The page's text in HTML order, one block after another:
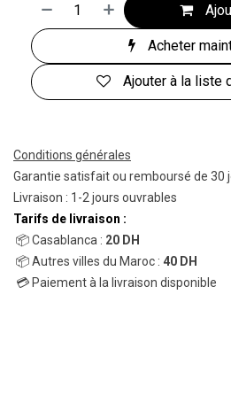
Acheter
Ajouter à la liste
Conditions générales
Garantie satisfait ou remboursé de 30
Livraison : 1-2 jours ouvrables
Tarifs de livraison :
📦 Casablanca : 20 DH
📦 Autres villes du Maroc : 40 DH
💳 Paiement à la livraison disponible